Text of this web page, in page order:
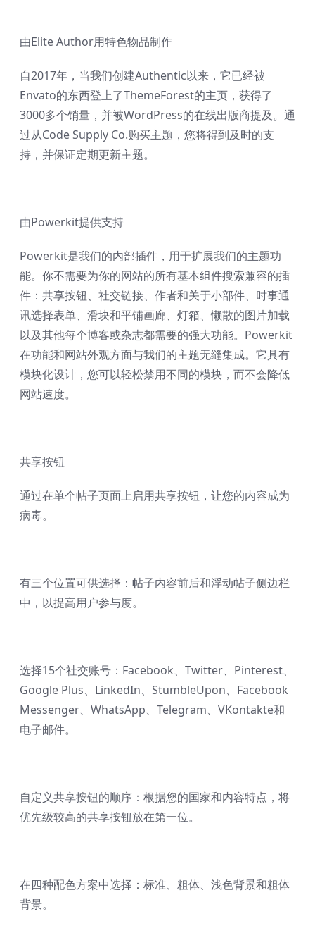
由Elite Author用特色物品制作
自2017年，当我们创建Authentic以来，它已经被
Envato的东西登上了ThemeForest的主页，获得了
3000多个销量，并被WordPress的在线出版商提及。通
过从Code Supply Co.购买主题，您将得到及时的支
持，并保证定期更新主题。
由Powerkit提供支持
Powerkit是我们的内部插件，用于扩展我们的主题功
能。你不需要为你的网站的所有基本组件搜索兼容的插
件：共享按钮、社交链接、作者和关于小部件、时事通
讯选择表单、滑块和平铺画廊、灯箱、懒散的图片加载
以及其他每个博客或杂志都需要的强大功能。Powerkit
在功能和网站外观方面与我们的主题无缝集成。它具有
模块化设计，您可以轻松禁用不同的模块，而不会降低
网站速度。
共享按钮
通过在单个帖子页面上启用共享按钮，让您的内容成为
病毒。
有三个位置可供选择：帖子内容前后和浮动帖子侧边栏
中，以提高用户参与度。
选择15个社交账号：Facebook、Twitter、Pinterest、
Google Plus、LinkedIn、StumbleUpon、Facebook
Messenger、WhatsApp、Telegram、VKontakte和
电子邮件。
自定义共享按钮的顺序：根据您的国家和内容特点，将
优先级较高的共享按钮放在第一位。
在四种配色方案中选择：标准、粗体、浅色背景和粗体
背景。